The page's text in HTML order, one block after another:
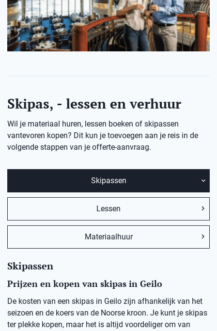
Skipas, - lessen en verhuur
Wil je materiaal huren, lessen boeken of skipassen
vantevoren kopen? Dit kun je toevoegen aan je reis in de
volgende stappen van je offerte-aanvraag.
Skipassen
Lessen
Materiaalhuur
Skipassen
Prijzen en kopen van skipas in Geilo
De kosten van een skipas in Geilo zijn afhankelijk van het
seizoen en de koers van de Noorse kroon. Je kunt je skipas
ter plekke kopen, maar het is altijd voordeliger om van